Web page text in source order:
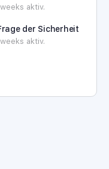
aktiv.
der Sicherheit
aktiv.